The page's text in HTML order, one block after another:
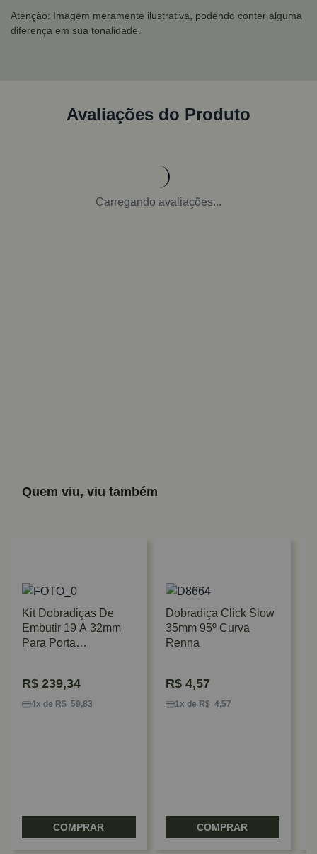
Atenção: Imagem meramente ilustrativa, podendo conter alguma
diferença em sua tonalidade.
Avaliações do Produto
Carregando avaliações...
Quem viu, viu também
Kit Dobradiças De
Embutir 19 A 32mm
Para Porta
R$ 239,34
4x de R$ 59,83
COMPRAR
Dobradiça Click Slow
35mm 95º Curva
Renna
R$ 4,57
1x de R$ 4,57
COMPRAR